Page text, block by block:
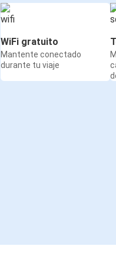
WiFi gratuito
Mantente conectado
durante tu viaje